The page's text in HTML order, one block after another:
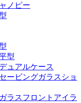
ノピー
型
ュアルケース
ービングガラスショ
ラスフロントアイラ